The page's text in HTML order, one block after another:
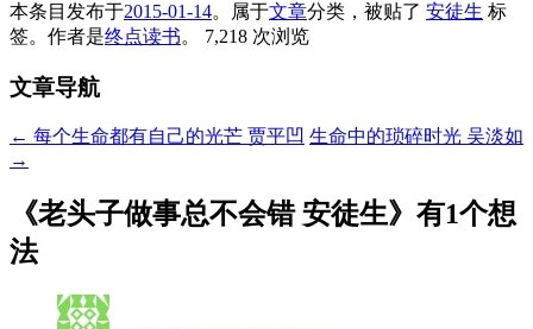
本条目发布于2015-01-14。属于文章分类，被贴了 安徒生 标
签。 作者是终点读书。 7,218 次浏览
文章导航
← 每个生命都有自己的光芒 贾平凹 生命中的琐碎时光 吴淡如
→
《老头子做事总不会错 安徒生》有1个想
法